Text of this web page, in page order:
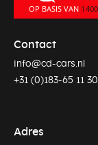
Contact
info@cd-cars.nl
+31 (0)183-65 11 30
Adres